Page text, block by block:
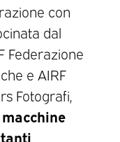
con
dal
Federazione
e AIRF
Fotografi,